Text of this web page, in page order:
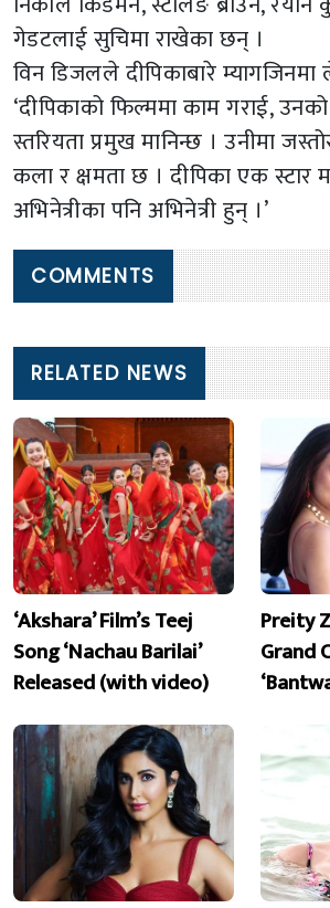
गेडटलाई सुचिमा राखेका छन् ।
विन डिजलले दीपिकाबारे
‘दीपिकाको फिल्ममा काम गराई, उनको
स्तरियता प्रमुख मानिन्छ । उनीमा
कला र क्षमता छ । दीपिका एक स्टार
अभिनेत्रीका पनि अभिनेत्री हुन् ।’
COMMENTS
RELATED NEWS
‘Akshara’ Film’s Teej
Song ‘Nachau Barilai’
Released (with video)
Preity
Grand